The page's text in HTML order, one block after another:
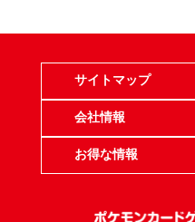
サイトマップ
会社情報
お得な情報